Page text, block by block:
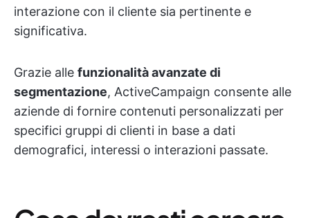
interazione con il cliente sia pertinente e
significativa.
Grazie alle funzionalità avanzate di
segmentazione, ActiveCampaign consente alle
aziende di fornire contenuti personalizzati per
specifici gruppi di clienti in base a dati
demografici, interessi o interazioni passate.